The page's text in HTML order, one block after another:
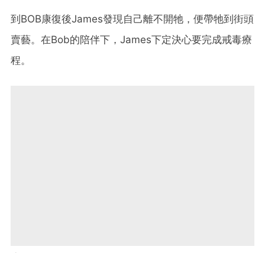
到BOB康復後James發現自己離不開牠，便帶牠到街頭
賣藝。在Bob的陪伴下，James下定決心要完成戒毒療
程。